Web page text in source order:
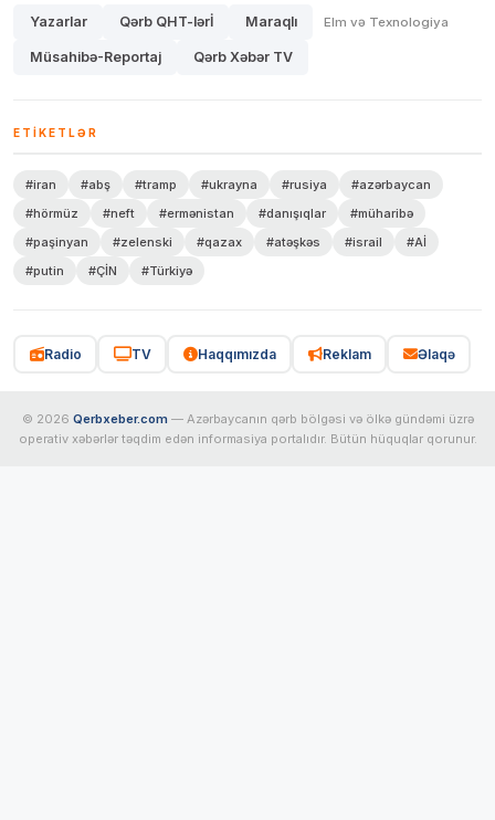
Yazarlar Qərb QHT-lərİ Maraqlı Elm və Texnologiya
Müsahibə-Reportaj Qərb Xəbər TV
ETIKETLƏR
#iran #abş #tramp #ukrayna #rusiya
#azərbaycan
#hörmüz
#neft #ermənistan #danışıqlar
#müharibə
#paşinyan
#zelenski #qazax #atəşkəs #israil
#Aİ
#putin
#ÇİN #Türkiyə
Radio TV Haqqımızda Reklam Əlaqə
© 2026 Qerbxeber.com — Azərbaycanın qərb bölgəsi və ölkə gündəmi üzrə
operativ xəbərlər təqdim edən informasiya portalıdır. Bütün hüquqlar qorunur.